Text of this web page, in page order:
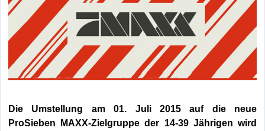
Die Umstellung am 01. Juli 2015 auf die neue
ProSieben MAXX-Zielgruppe der 14-39 Jährigen wird